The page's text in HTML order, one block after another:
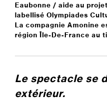
Eaubonne / aide au
labellisé Olympiades
La compagnie Amonine
région Île-De-France au
Le spectacle se
extérieur.